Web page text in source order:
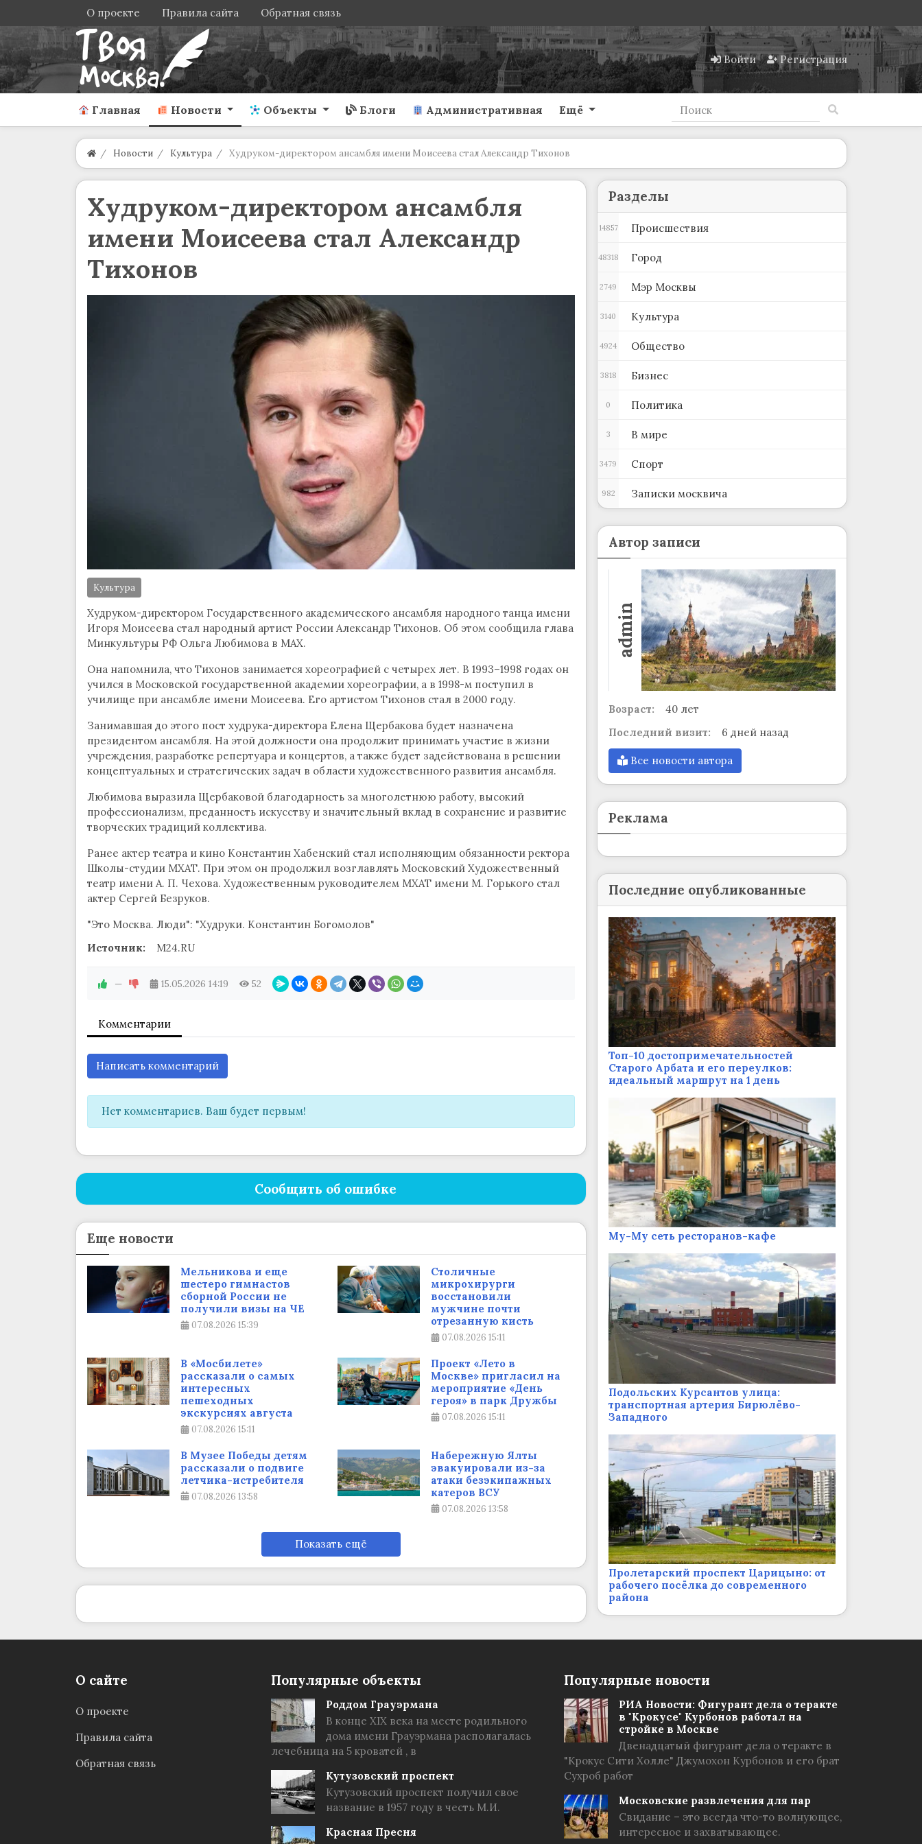
О проекте Правила сайта Обратная связь
Войти Регистрация
Главная Новости Объекты Блоги Административная Ещё
Новости Культура Худруком-директором ансамбля имени Моисеева стал Александр Тихонов
Худруком-директором ансамбля
имени Моисеева стал Александр
Тихонов
Культура
Худруком-директором Государственного академического ансамбля народного танца имени
Игоря Моисеева стал народный артист России Александр Тихонов. Об этом сообщила глава
Минкультуры РФ Ольга Любимова в МАХ.
Она напомнила, что Тихонов занимается хореографией с четырех лет. В 1993–1998 годах он
учился в Московской государственной академии хореографии, а в 1998-м поступил в
училище при ансамбле имени Моисеева. Его артистом Тихонов стал в 2000 году.
Занимавшая до этого пост худрука-директора Елена Щербакова будет назначена
президентом ансамбля. На этой должности она продолжит принимать участие в жизни
учреждения, разработке репертуара и концертов, а также будет задействована в решении
концептуальных и стратегических задач в области художественного развития ансамбля.
Любимова выразила Щербаковой благодарность за многолетнюю работу, высокий
профессионализм, преданность искусству и значительный вклад в сохранение и развитие
творческих традиций коллектива.
Ранее актер театра и кино Константин Хабенский стал исполняющим обязанности ректора
Школы-студии МХАТ. При этом он продолжил возглавлять Московский Художественный
театр имени А. П. Чехова. Художественным руководителем МХАТ имени М. Горького стал
актер Сергей Безруков.
"Это Москва. Люди": "Худруки. Константин Богомолов"
Источник:
M24.RU
— 15.05.2026 14:19 52
Комментарии
Написать комментарий
Нет комментариев. Ваш будет первым!
Сообщить об ошибке
Еще новости
Мельникова и еще
шестеро гимнастов
сборной России не
получили визы на ЧЕ
07.08.2026 15:39
Столичные
микрохирурги
восстановили
мужчине почти
отрезанную кисть
07.08.2026 15:11
В «Мосбилете»
рассказали о самых
интересных
пешеходных
экскурсиях августа
07.08.2026 15:11
Проект «Лето в
Москве» пригласил на
мероприятие «День
героя» в парк Дружбы
07.08.2026 15:11
В Музее Победы детям
рассказали о подвиге
летчика-истребителя
07.08.2026 13:58
Набережную Ялты
эвакуировали из-за
атаки безэкипажных
катеров ВСУ
07.08.2026 13:58
Показать ещё
Разделы
Происшествия
14857
Город
48318
Мэр Москвы
2749
Культура
3140
Общество
4924
Бизнес
3818
Политика
0
В мире
3
Спорт
3479
Записки москвича
982
Автор записи
admin
Возраст:
40 лет
Последний визит:
6 дней назад
Все новости автора
Реклама
Последние опубликованные
Топ-10 достопримечательностей
Старого Арбата и его переулков:
идеальный маршрут на 1 день
Му-Му сеть ресторанов-кафе
Подольских Курсантов улица:
транспортная артерия Бирюлёво-
Западного
Пролетарский проспект Царицыно: от
рабочего посёлка до современного
района
О сайте
О проекте
Правила сайта
Обратная связь
Популярные объекты
Роддом Грауэрмана
В конце XIX века на месте родильного
дома имени Грауэрмана располагалась
лечебница на 5 кроватей , в
Кутузовский проспект
Кутузовский проспект получил свое
название в 1957 году в честь М.И.
Красная Пресня
Популярные новости
РИА Новости: Фигурант дела о теракте
в "Крокусе" Курбонов работал на
стройке в Москве
Двенадцатый фигурант дела о теракте в
"Крокус Сити Холле" Джумохон Курбонов и его брат
Сухроб работ
Московские развлечения для пар
Свидание – это всегда что-то волнующее,
интересное и захватывающее.